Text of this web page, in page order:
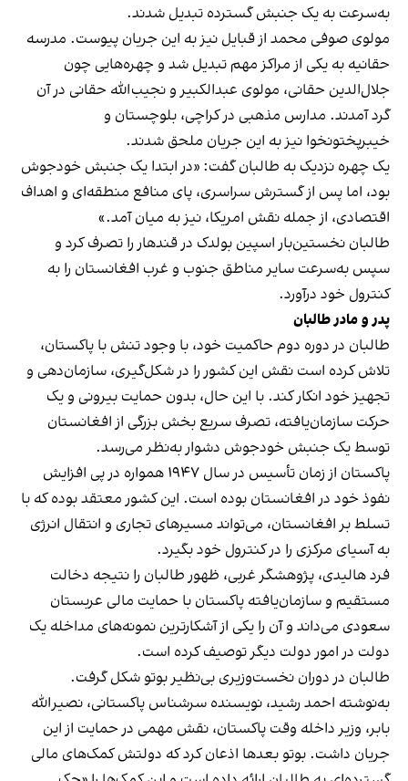
به‌سرعت به یک جنبش گسترده تبدیل شدند.
مولوی صوفی محمد از قبایل نیز به این جریان پیوست. مدرسه
حقانیه به یکی از مراکز مهم تبدیل شد و چهره‌هایی چون
جلال‌الدین حقانی، مولوی عبدالکبیر و نجیب‌الله حقانی در آن
گرد آمدند. مدارس مذهبی در کراچی، بلوچستان و
خیبرپختونخوا نیز به این جریان ملحق شدند.
یک چهره نزدیک به طالبان گفت: «در ابتدا یک جنبش خودجوش
بود، اما پس از گسترش سراسری، پای منافع منطقه‌ای و اهداف
اقتصادی، از جمله نقش امریکا، نیز به میان آمد.»
طالبان نخستین‌بار اسپین بولدک در قندهار را تصرف کرد و
سپس به‌سرعت سایر مناطق جنوب و غرب افغانستان را به
کنترول خود درآورد.
پدر و مادر طالبان
طالبان در دوره دوم حاکمیت خود، با وجود تنش با پاکستان،
تلاش کرده است نقش این کشور را در شکل‌گیری، سازمان‌دهی و
تجهیز خود انکار کند. با این حال، بدون حمایت بیرونی و یک
حرکت سازمان‌یافته، تصرف سریع بخش بزرگی از افغانستان
توسط یک جنبش خودجوش دشوار به‌نظر می‌رسد.
پاکستان از زمان تأسیس در سال ۱۹۴۷ همواره در پی افزایش
نفوذ خود در افغانستان بوده است. این کشور معتقد بوده که با
تسلط بر افغانستان، می‌تواند مسیرهای تجاری و انتقال انرژی
به آسیای مرکزی را در کنترول خود بگیرد.
فرد هالیدی، پژوهشگر غربی، ظهور طالبان را نتیجه دخالت
مستقیم و سازمان‌یافته پاکستان با حمایت مالی عربستان
سعودی می‌داند و آن را یکی از آشکارترین نمونه‌های مداخله یک
دولت در امور دولت دیگر توصیف کرده است.
طالبان در دوران نخست‌وزیری بی‌نظیر بوتو شکل گرفت.
به‌نوشته احمد رشید، نویسنده سرشناس پاکستانی، نصیرالله
بابر، وزیر داخله وقت پاکستان، نقش مهمی در حمایت از این
جریان داشت. بوتو بعدها اذعان کرد که دولتش کمک‌های مالی